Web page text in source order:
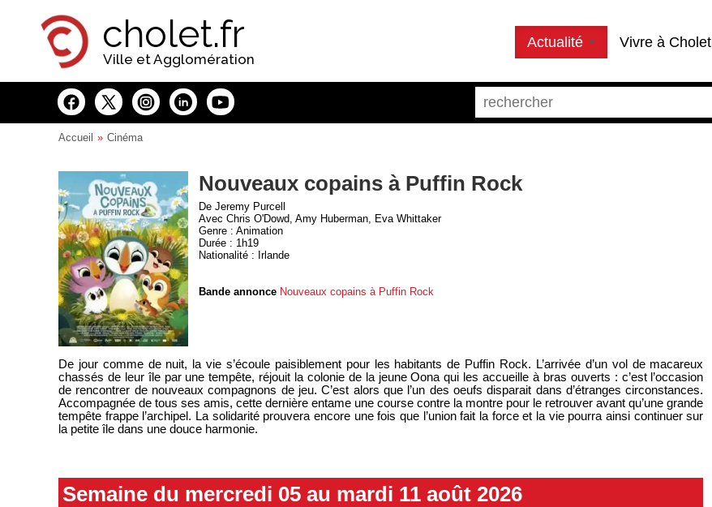
cholet.fr
Ville et Agglomération
Actualité Vivre à Cholet
Accueil Cinéma
Nouveaux copains à Puffin Rock
De Jeremy Purcell
Avec Chris O'Dowd, Amy Huberman, Eva Whittaker
Genre : Animation
Durée : 1h19
Nationalité : Irlande
Bande annonce Nouveaux copains à Puffin Rock
De jour comme de nuit, la vie s’écoule paisiblement pour les habitants de Puffin Rock. L’arrivée d’un vol de macareux
chassés de leur île par une tempête, réjouit la colonie de la jeune Oona qui les accueille à bras ouverts : c’est l’occasion
de rencontrer de nouveaux compagnons de jeu. C’est alors que l’un des oeufs disparait dans d’étranges circonstances.
Accompagnée de tous ses amis, cette dernière entame une course contre la montre pour le retrouver avant qu’une grande
tempête frappe l’archipel. La solidarité prouvera encore une fois que l’union fait la force et la vie pourra ainsi continuer sur
la petite île dans une douce harmonie.
Semaine du mercredi 05 au mardi 11 août 2026